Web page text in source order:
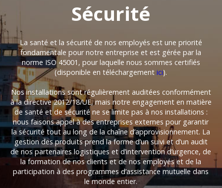
Sécurité
La santé et la sécurité de nos employés est une priorité
fondamentale pour notre entreprise et est gérée par la
norme ISO 45001, pour laquelle nous sommes certifiés
(disponible en téléchargementici).
Nos installations sont régulièrement auditées conformément
à la directive 2012/18/UE, mais notre engagement en matière
de santé et de sécurité ne se limite pas à nos installations :
nous faisons appel à des entreprises externes pour garantir
la sécurité tout au long de la chaîne d’approvisionnement. La
gestion des produits prend la forme d’un suivi et d’un audit
de nos partenaires logistiques et d’intervention d’urgence, de
la formation de nos clients et de nos employés et de la
participation à des programmes d’assistance mutuelle dans
le monde entier.